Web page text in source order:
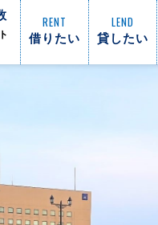
RENT
借りたい
LEND
貸したい